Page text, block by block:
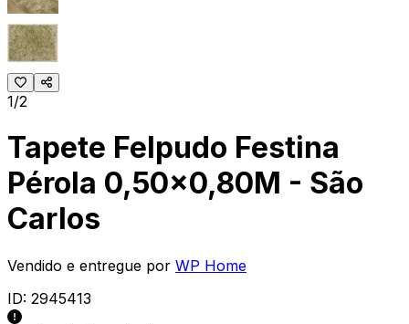
1/2
Tapete Felpudo Festina
Pérola 0,50x0,80M - São
Carlos
Vendido e entregue por WP Home
ID: 2945413